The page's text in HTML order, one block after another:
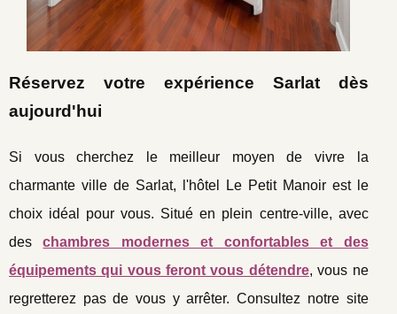
Réservez votre expérience Sarlat dès
aujourd'hui
Si vous cherchez le meilleur moyen de vivre la
charmante ville de Sarlat, l'hôtel Le Petit Manoir est le
choix idéal pour vous. Situé en plein centre-ville, avec
deschambres modernes et confortables et des
équipements qui vous feront vous détendre, vous ne
regretterez pas de vous y arrêter. Consultez notre site